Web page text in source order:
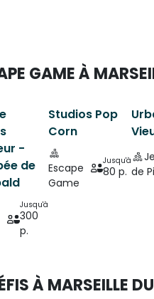
GAME À
-
de
Jusqu'à
300
p.
Studios Pop
Corn
Escape
Game
Jusqu'à
80 p. de
À MARSEILLE